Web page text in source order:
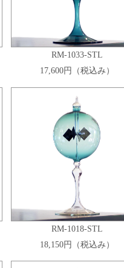
RM-1033-STL
17,600円（税込み）
RM-1018-STL
18,150円（税込み）